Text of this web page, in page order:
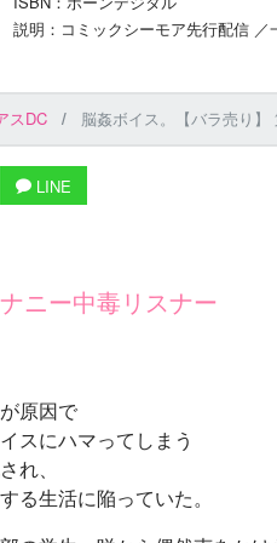
説明：コミックシーモア先行配信 ／
スDC 脳姦ボイス。【バラ売り】
LINE
ニー中毒リスナー
原因で
スにハマってしまう
れ、
る生活に陥っていた。